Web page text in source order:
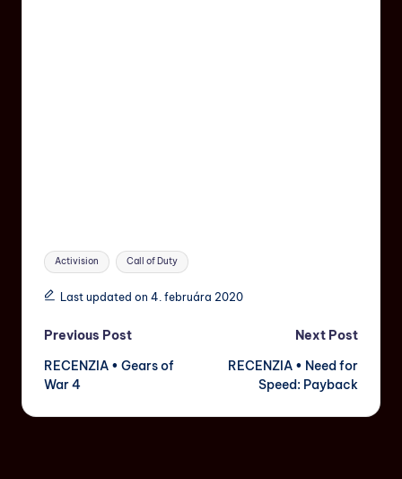
Activision Call of Duty
Last updated on 4. februára 2020
Previous Post
RECENZIA • Gears of
War 4
Next Post
RECENZIA • Need for
Speed: Payback